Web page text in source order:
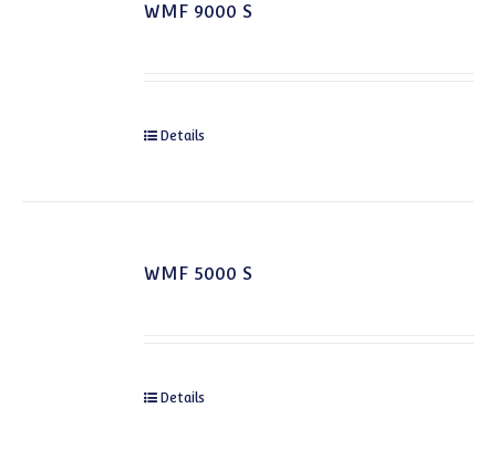
WMF 9000 S
Details
WMF 5000 S
Details